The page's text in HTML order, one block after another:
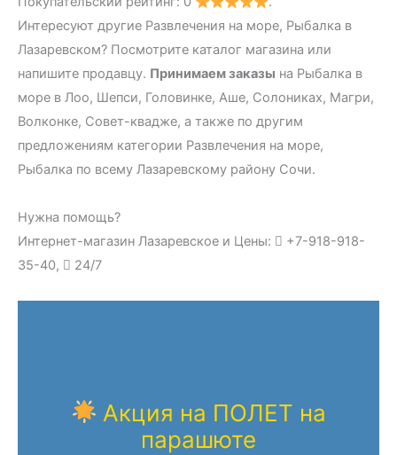
Интересуют другие Развлечения на море, Рыбалка в
Лазаревском? Посмотрите каталог магазина или
напишите продавцу. Принимаем заказы на Рыбалка в
море в Лоо, Шепси, Головинке, Аше, Солониках, Магри,
Волконке, Совет-квадже, а также по другим
предложениям категории Развлечения на море,
Рыбалка по всему Лазаревскому району Сочи.
Нужна помощь?
Интернет-магазин Лазаревское и Цены:
+7-918-918-
35-40,
24/7
Акция на ПОЛЕТ на
парашюте